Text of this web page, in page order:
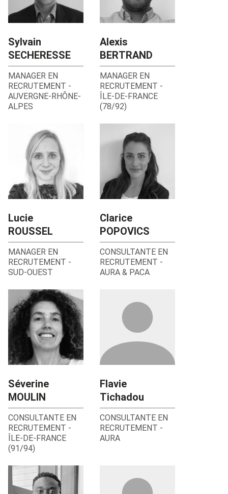
Sylvain
SECHERESSE
MANAGER EN
RECRUTEMENT -
AUVERGNE-RHÔNE-
ALPES
Alexis
BERTRAND
MANAGER EN
RECRUTEMENT -
ÎLE-DE-FRANCE
(78/92)
Lucie
ROUSSEL
MANAGER EN
RECRUTEMENT -
SUD-OUEST
Clarice
POPOVICS
CONSULTANTE EN
RECRUTEMENT -
AURA & PACA
Séverine
MOULIN
CONSULTANTE EN
RECRUTEMENT -
ÎLE-DE-FRANCE
(91/94)
Flavie
Tichadou
CONSULTANTE EN
RECRUTEMENT -
AURA